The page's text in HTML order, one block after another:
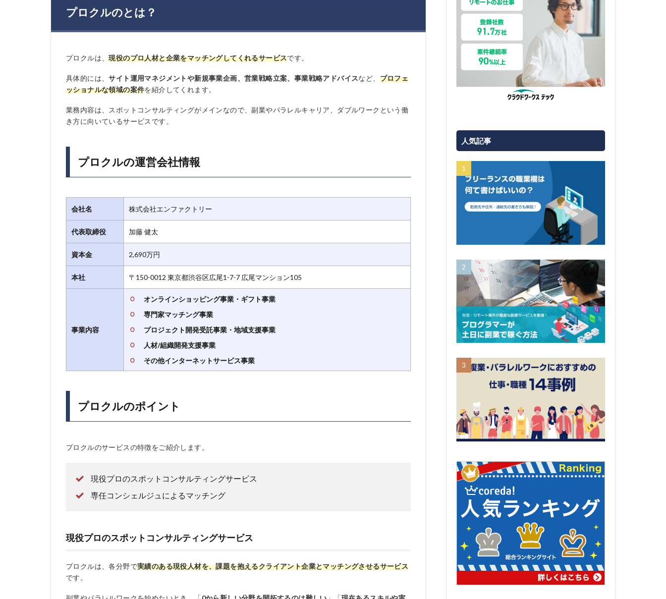
プロクルのとは？
プロクルは、現役のプロ人材と企業をマッチングしてくれるサービスです。
具体的には、サイト運用マネジメントや新規事業企画、営業戦略立案、事業戦略アドバイスなど、 プロフェ
ッショナルな領域の案件を紹介してくれます。
業務内容は、スポットコンサルティングがメインなので、副業やパラレルキャリア、ダブルワークという働
き方に向いているサービスです。
プロクルの運営会社情報
会社名 株式会社エンファクトリー
代表取締役 加藤 健太
資本金 2,690万円
本社 〒150-0012 東京都渋谷区広尾1-7-7 広尾マンション105
事業内容
オンラインショッピング事業・ギフト事業
専門家マッチング事業
プロジェクト開発受託事業・地域支援事業
人材/組織開発支援事業
その他インターネットサービス事業
プロクルのポイント
プロクルのサービスの特徴をご紹介します。
現役プロのスポットコンサルティングサービス
専任コンシェルジュによるマッチング
現役プロのスポットコンサルティングサービス
プロクルは、各分野で実績のある現役人材を、課題を抱えるクライアント企業とマッチングさせるサービス
です。
人気記事